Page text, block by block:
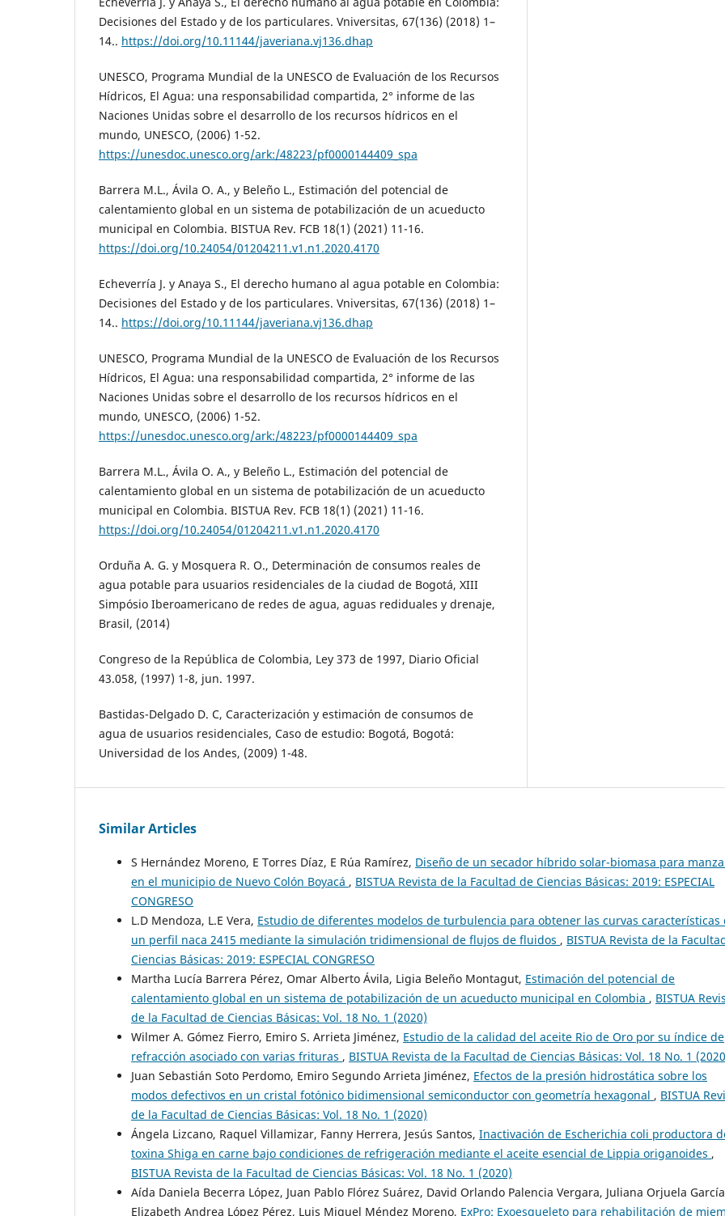
Decisiones del Estado y de los particulares. Vniversitas, 67(136) (2018) 1–
14.. https://doi.org/10.11144/javeriana.vj136.dhap
UNESCO, Programa Mundial de la UNESCO de Evaluación de los Recursos
Hídricos, El Agua: una responsabilidad compartida, 2° informe de las
Naciones Unidas sobre el desarrollo de los recursos hídricos en el
mundo, UNESCO, (2006) 1-52.
https://unesdoc.unesco.org/ark:/48223/pf0000144409_spa
Barrera M.L., Ávila O. A., y Beleño L., Estimación del potencial de
calentamiento global en un sistema de potabilización de un acueducto
municipal en Colombia. BISTUA Rev. FCB 18(1) (2021) 11-16.
https://doi.org/10.24054/01204211.v1.n1.2020.4170
Echeverría J. y Anaya S., El derecho humano al agua potable en Colombia:
Decisiones del Estado y de los particulares. Vniversitas, 67(136) (2018) 1–
14.. https://doi.org/10.11144/javeriana.vj136.dhap
UNESCO, Programa Mundial de la UNESCO de Evaluación de los Recursos
Hídricos, El Agua: una responsabilidad compartida, 2° informe de las
Naciones Unidas sobre el desarrollo de los recursos hídricos en el
mundo, UNESCO, (2006) 1-52.
https://unesdoc.unesco.org/ark:/48223/pf0000144409_spa
Barrera M.L., Ávila O. A., y Beleño L., Estimación del potencial de
calentamiento global en un sistema de potabilización de un acueducto
municipal en Colombia. BISTUA Rev. FCB 18(1) (2021) 11-16.
https://doi.org/10.24054/01204211.v1.n1.2020.4170
Orduña A. G. y Mosquera R. O., Determinación de consumos reales de
agua potable para usuarios residenciales de la ciudad de Bogotá, XIII
Simpósio Iberoamericano de redes de agua, aguas rediduales y drenaje,
Brasil, (2014)
Congreso de la República de Colombia, Ley 373 de 1997, Diario Oficial
43.058, (1997) 1-8, jun. 1997.
Bastidas-Delgado D. C, Caracterización y estimación de consumos de
agua de usuarios residenciales, Caso de estudio: Bogotá, Bogotá:
Universidad de los Andes, (2009) 1-48.
Similar Articles
S Hernández Moreno, E Torres Díaz, E Rúa Ramírez, Diseño de un secador híbrido solar-biomasa para
en el municipio de Nuevo Colón Boyacá , BISTUA Revista de la Facultad de Ciencias Básicas: 2019: ESPECIAL
CONGRESO
L.D Mendoza, L.E Vera, Estudio de diferentes modelos de turbulencia para obtener las curvas características
un perfil naca 2415 mediante la simulación tridimensional de flujos de fluidos , BISTUA Revista de la
Ciencias Básicas: 2019: ESPECIAL CONGRESO
Martha Lucía Barrera Pérez, Omar Alberto Ávila, Ligia Beleño Montagut, Estimación del potencial de
calentamiento global en un sistema de potabilización de un acueducto municipal en Colombia , BISTUA
de la Facultad de Ciencias Básicas: Vol. 18 No. 1 (2020)
Wilmer A. Gómez Fierro, Emiro S. Arrieta Jiménez, Estudio de la calidad del aceite Rio de Oro por su índice de
refracción asociado con varias frituras , BISTUA Revista de la Facultad de Ciencias Básicas: Vol. 18 No. 1
Juan Sebastián Soto Perdomo, Emiro Segundo Arrieta Jiménez, Efectos de la presión hidrostática sobre los
modos defectivos en un cristal fotónico bidimensional semiconductor con geometría hexagonal , BISTUA
de la Facultad de Ciencias Básicas: Vol. 18 No. 1 (2020)
Ángela Lizcano, Raquel Villamizar, Fanny Herrera, Jesús Santos, Inactivación de Escherichia coli productora
toxina Shiga en carne bajo condiciones de refrigeración mediante el aceite esencial de Lippia origanoides ,
BISTUA Revista de la Facultad de Ciencias Básicas: Vol. 18 No. 1 (2020)
Aída Daniela Becerra López, Juan Pablo Flórez Suárez, David Orlando Palencia Vergara, Juliana Orjuela
Elizabeth Andrea López Pérez, Luis Miguel Méndez Moreno, ExPro: Exoesqueleto para rehabilitación de